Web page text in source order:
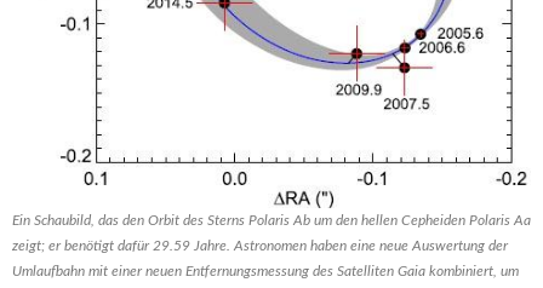
Ein Schaubild, das den Orbit des Sterns Polaris Ab um den hellen Cepheiden Polaris Aa
zeigt; er benötigt dafür 29.59 Jahre. Astronomen haben eine neue Auswertung der
Umlaufbahn mit einer neuen Entfernungsmessung des Satelliten Gaia kombiniert, um